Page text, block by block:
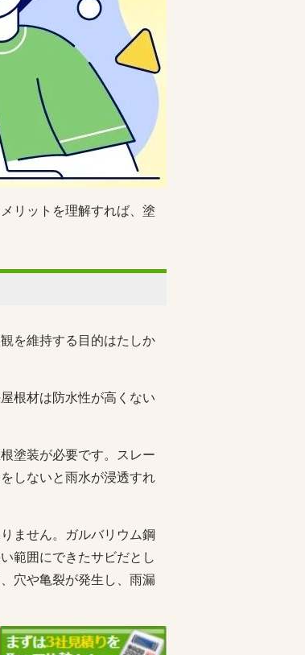
リットを理解すれば、塗
を維持する目的はたしか
根材は防水性が高くない
塗装が必要です。スレー
しないと雨水が浸透すれ
ません。ガルバリウム鋼
範囲にできたサビだとし
穴や亀裂が発生し、雨漏